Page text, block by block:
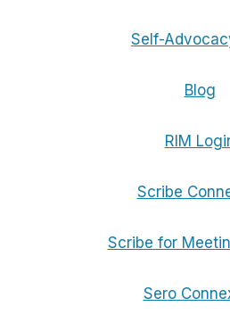
Self-
Blog
RIM
Scribe
Scribe for
Sero